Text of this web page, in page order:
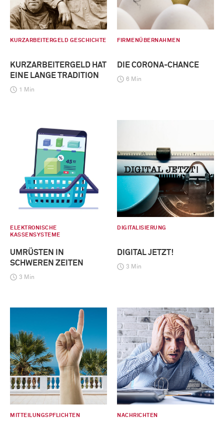
KURZARBEITERGELD GESCHICHTE
KURZARBEITERGELD HAT
EINE LANGE TRADITION
1 Min
FIRMENÜBERNAHMEN
DIE CORONA-CHANCE
6 Min
ELEKTRONISCHE
KASSENSYSTEME
UMRÜSTEN IN
SCHWEREN ZEITEN
3 Min
DIGITALISIERUNG
DIGITAL JETZT!
3 Min
MITTEILUNGSPFLICHTEN NACHRICHTEN